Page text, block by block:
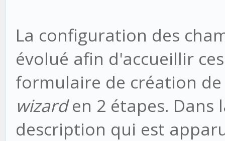
La configuration des
évolué afin d'accueillir
formulaire de création
wizarden 2 étapes. Dans
description qui est